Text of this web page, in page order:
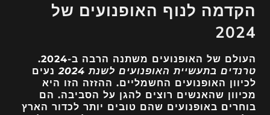
הקדמה לנוף האופנועים של
2024
העולם של האופנועים משתנה הרבה ב-2024.
טרנדים בתעשיית האופנועים לשנת 2024
נעים
לכיוון האופנועים החשמליים. ההזזה הזו היא
מכיוון שהאנשים רוצים להגן על הסביבה. הם
בוחרים באופנועים שהם טובים יותר לכדור הארץ